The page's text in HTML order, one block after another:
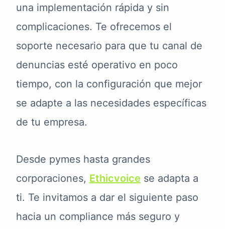
una implementación rápida y sin
complicaciones. Te ofrecemos el
soporte necesario para que tu canal de
denuncias esté operativo en poco
tiempo, con la configuración que mejor
se adapte a las necesidades específicas
de tu empresa.
Desde pymes hasta grandes
corporaciones, Ethicvoice se adapta a
ti. Te invitamos a dar el siguiente paso
hacia un compliance más seguro y